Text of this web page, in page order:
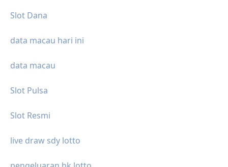
Slot Dana
data macau hari ini
data macau
Slot Pulsa
Slot Resmi
live draw sdy lotto